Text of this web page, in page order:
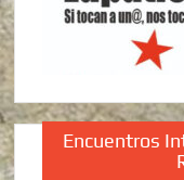
Encuentros